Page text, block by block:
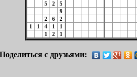
5
2
5
9
2
6
2
1
1 4 1
1
1
2 1
Поделиться с друзьями: